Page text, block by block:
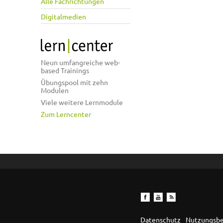
Digitalmedien
Neun umfangreiche web-
based Trainings
Übungspool mit zehn
Modulen
Viele weitere Lernmodule
Zum Lerncenter
Datenschutz